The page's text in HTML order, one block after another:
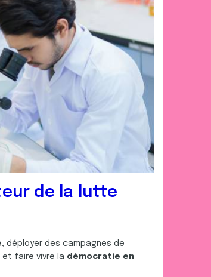
de la lutte
, déployer des campagnes de
et faire vivre la démocratie en